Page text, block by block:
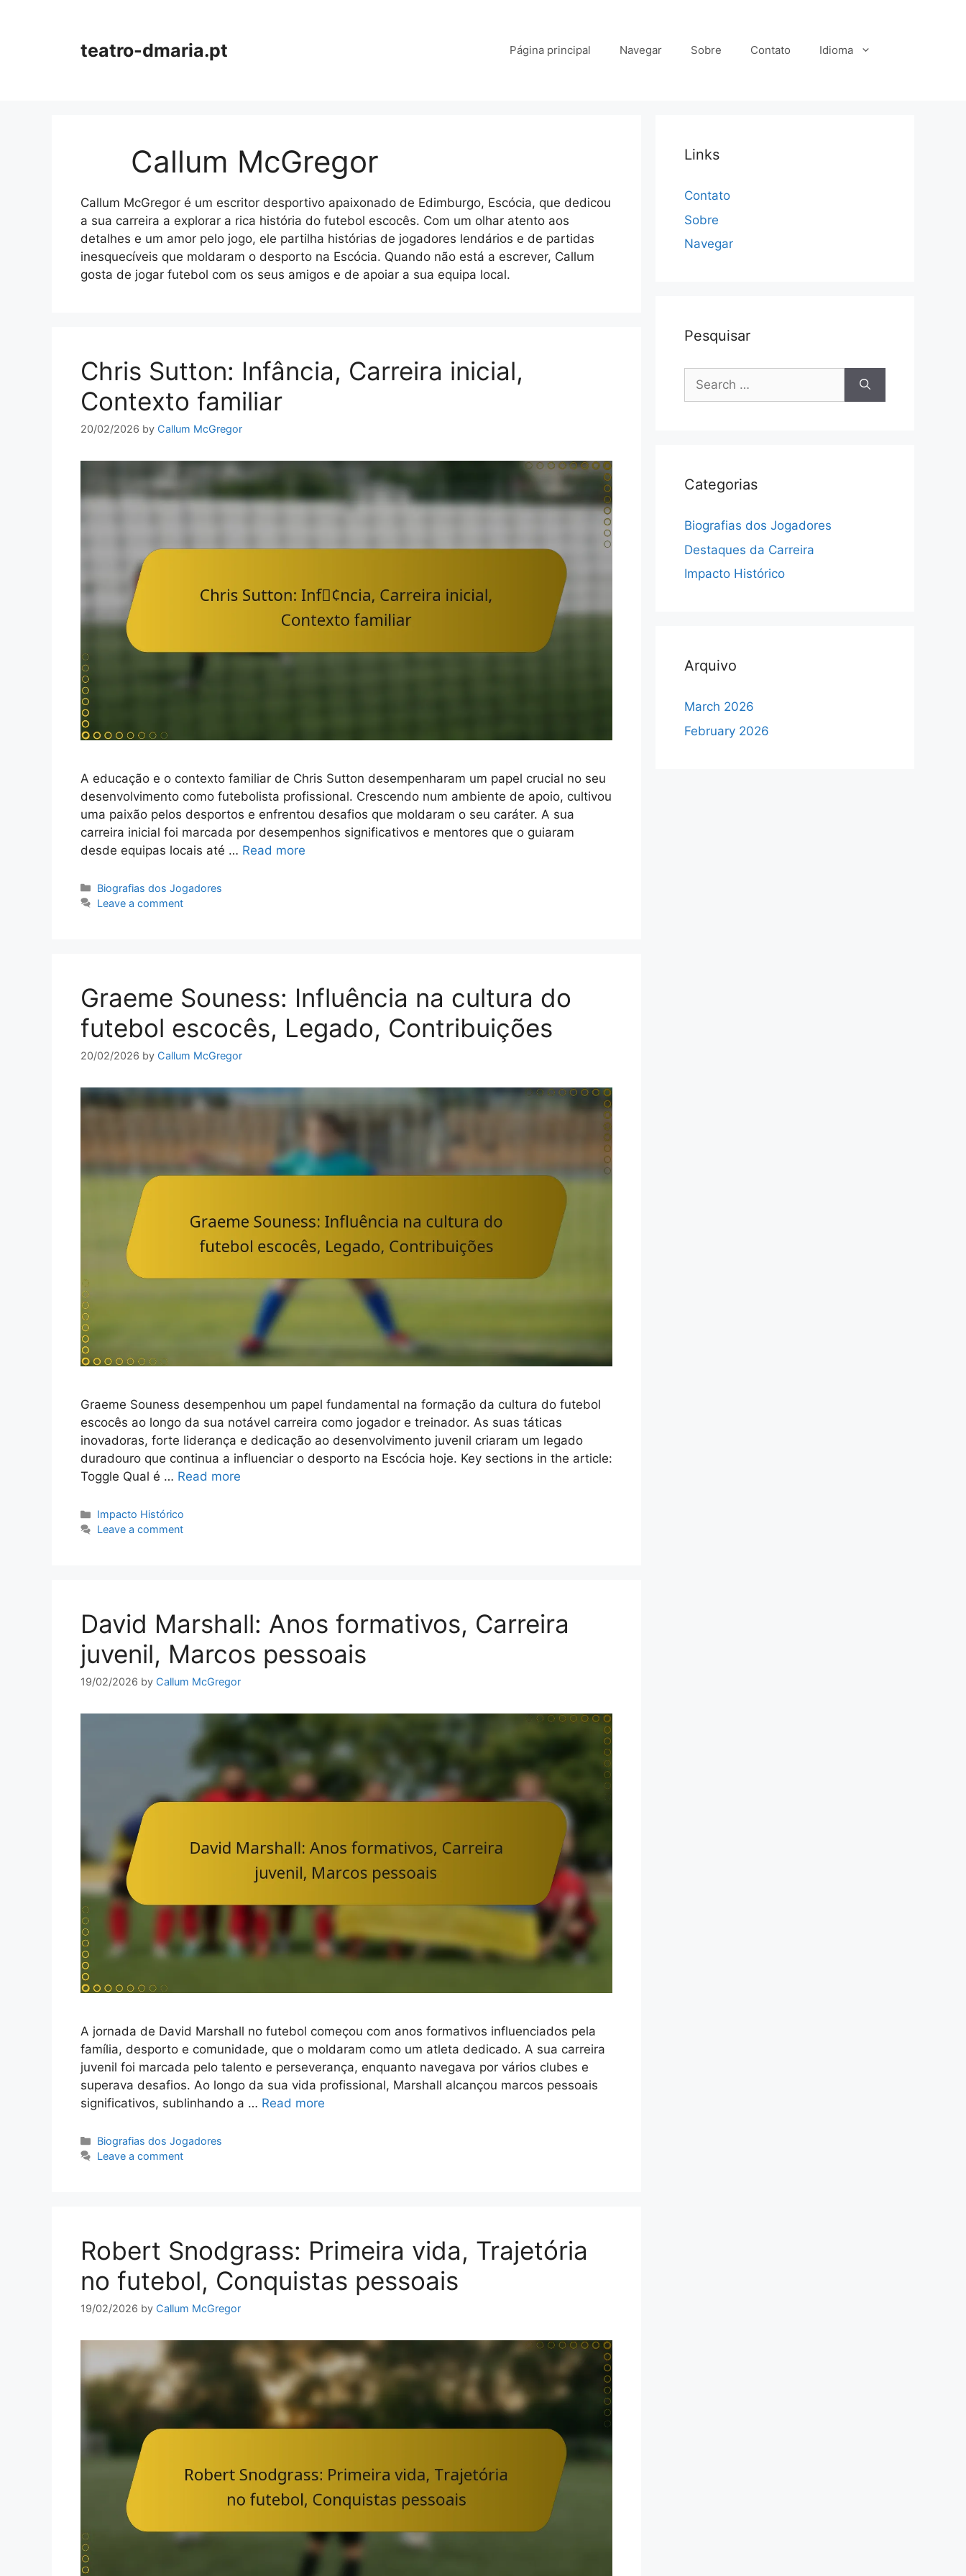
teatro-dmaria.pt Página principal Navegar Sobre Contato Idioma
Callum McGregor
Callum McGregor é um escritor desportivo apaixonado de Edimburgo, Escócia, que dedicou
a sua carreira a explorar a rica história do futebol escocês. Com um olhar atento aos
detalhes e um amor pelo jogo, ele partilha histórias de jogadores lendários e de partidas
inesquecíveis que moldaram o desporto na Escócia. Quando não está a escrever, Callum
gosta de jogar futebol com os seus amigos e de apoiar a sua equipa local.
Chris Sutton: Infância, Carreira inicial,
Contexto familiar
20/02/2026 by Callum McGregor
A educação e o contexto familiar de Chris Sutton desempenharam um papel crucial no seu
desenvolvimento como futebolista profissional. Crescendo num ambiente de apoio, cultivou
uma paixão pelos desportos e enfrentou desafios que moldaram o seu caráter. A sua
carreira inicial foi marcada por desempenhos significativos e mentores que o guiaram
desde equipas locais até … Read more
Categories
Biografias dos Jogadores
Leave a comment
Graeme Souness: Influência na cultura do
futebol escocês, Legado, Contribuições
20/02/2026 by Callum McGregor
Graeme Souness desempenhou um papel fundamental na formação da cultura do futebol
escocês ao longo da sua notável carreira como jogador e treinador. As suas táticas
inovadoras, forte liderança e dedicação ao desenvolvimento juvenil criaram um legado
duradouro que continua a influenciar o desporto na Escócia hoje. Key sections in the article:
Toggle Qual é … Read more
Categories
Impacto Histórico
Leave a comment
David Marshall: Anos formativos, Carreira
juvenil, Marcos pessoais
19/02/2026 by Callum McGregor
A jornada de David Marshall no futebol começou com anos formativos influenciados pela
família, desporto e comunidade, que o moldaram como um atleta dedicado. A sua carreira
juvenil foi marcada pelo talento e perseverança, enquanto navegava por vários clubes e
superava desafios. Ao longo da sua vida profissional, Marshall alcançou marcos pessoais
significativos, sublinhando a … Read more
Categories
Biografias dos Jogadores
Leave a comment
Robert Snodgrass: Primeira vida, Trajetória
no futebol, Conquistas pessoais
19/02/2026 by Callum McGregor
Links
Contato
Sobre
Navegar
Pesquisar
Search
for:
Categorias
Biografias dos Jogadores
Destaques da Carreira
Impacto Histórico
Arquivo
March 2026
February 2026